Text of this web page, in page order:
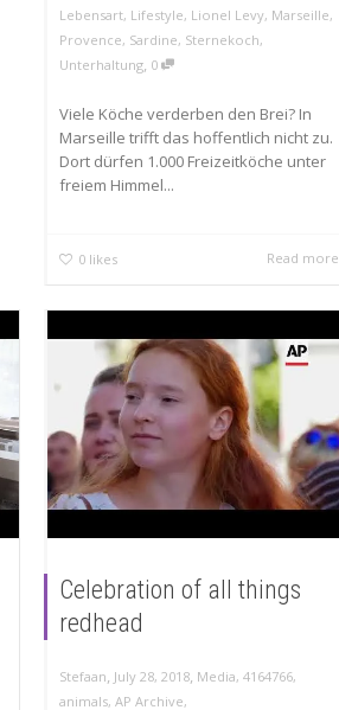
Lebensart, Lifestyle, Lionel Levy, Marseille,
Provence, Sardine, Sternekoch,
Unterhaltung, 0
Viele Köche verderben den Brei? In
Marseille trifft das hoffentlich nicht zu.
Dort dürfen 1.000 Freizeitköche unter
freiem Himmel...
0 likes Read more
Celebration of all things
redhead
Stefaan, July 28, 2018, Media, 4164766,
animals, AP Archive,